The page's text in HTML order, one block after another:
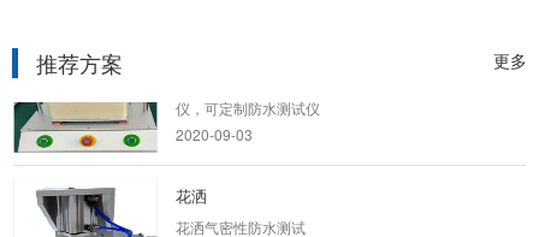
更多
推荐方案
仪，可定制防水测试仪
2020-09-03
花洒
花洒气密性防水测试